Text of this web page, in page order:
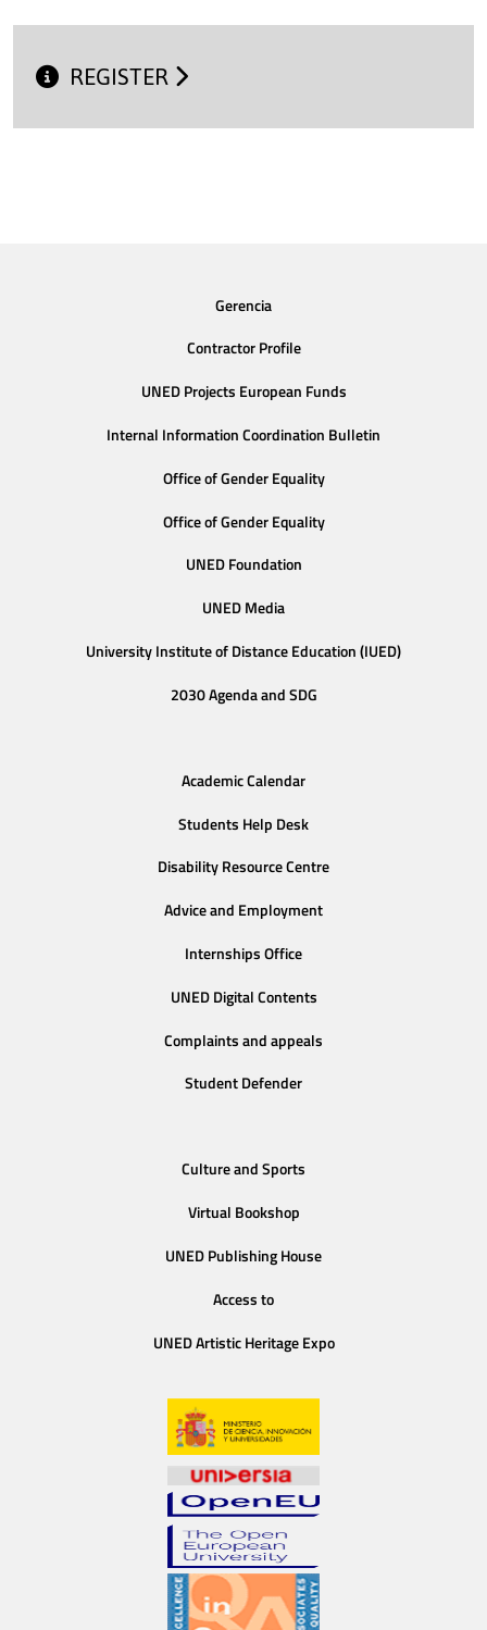
REGISTER
Gerencia
Contractor Profile
UNED Projects European Funds
Internal Information Coordination Bulletin
Office of Gender Equality
Office of Gender Equality
UNED Foundation
UNED Media
University Institute of Distance Education (IUED)
2030 Agenda and SDG
Academic Calendar
Students Help Desk
Disability Resource Centre
Advice and Employment
Internships Office
UNED Digital Contents
Complaints and appeals
Student Defender
Culture and Sports
Virtual Bookshop
UNED Publishing House
Access to
UNED Artistic Heritage Expo